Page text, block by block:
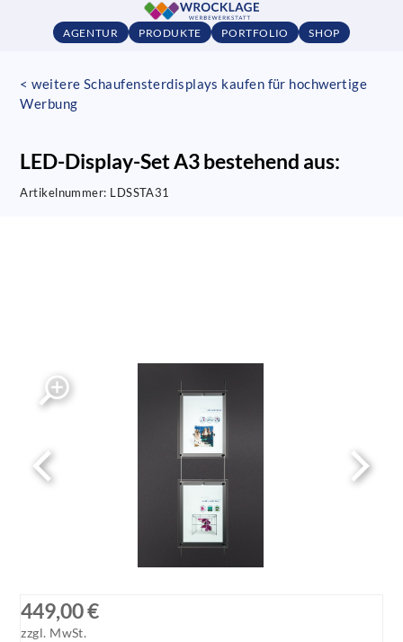
AGENTUR PRODUKTE PORTFOLIO SHOP
< weitere Schaufensterdisplays kaufen für hochwertige
Werbung
LED-Display-Set A3 bestehend aus:
Artikelnummer: LDSSTA31
449,00 €
zzgl. MwSt.